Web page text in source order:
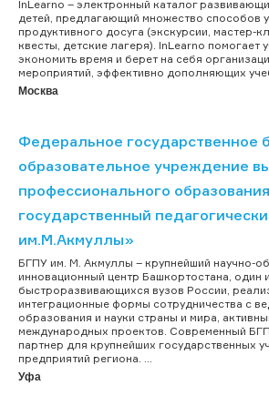
InLearno – электронный каталог
детей, предлагающий множество способов
продуктивного досуга (экскурсии, мастер-
квесты, детские лагеря). InLearno помогает
экономить время и берет на себя
мероприятий, эффективно дополняющих
Москва
Федеральное государственное
образовательное учреждение
профессионального
государственный
им.М.Акмуллы»
БГПУ им. М. Акмуллы – крупнейший научно-
инновационный центр Башкортостана, один
быстроразвивающихся вузов России,
интеграционные формы сотрудничества с
образования и науки страны и мира,
международных проектов. Современный
партнер для крупнейших государственных
предприятий региона. ...
Уфа